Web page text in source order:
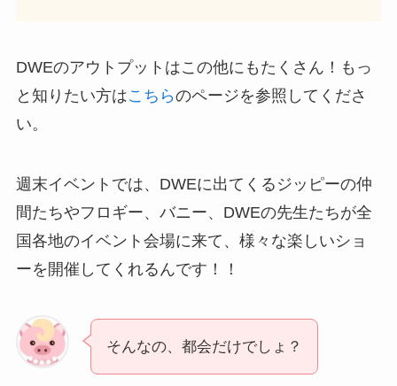
DWEのアウトプットはこの他にもたくさん！もっ
と知りたい方はこちらのページを参照してくださ
い。
週末イベントでは、DWEに出てくるジッピーの仲
間たちやフロギー、バニー、DWEの先生たちが全
国各地のイベント会場に来て、様々な楽しいショ
ーを開催してくれるんです！！
そんなの、都会だけでしょ？